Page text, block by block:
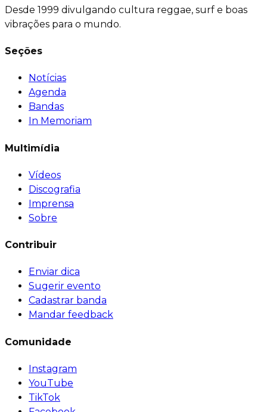
Desde 1999 divulgando cultura reggae, surf e boas
vibrações para o mundo.
Seções
Notícias
Agenda
Bandas
In Memoriam
Multimídia
Vídeos
Discografia
Imprensa
Sobre
Contribuir
Enviar dica
Sugerir evento
Cadastrar banda
Mandar feedback
Comunidade
Instagram
YouTube
TikTok